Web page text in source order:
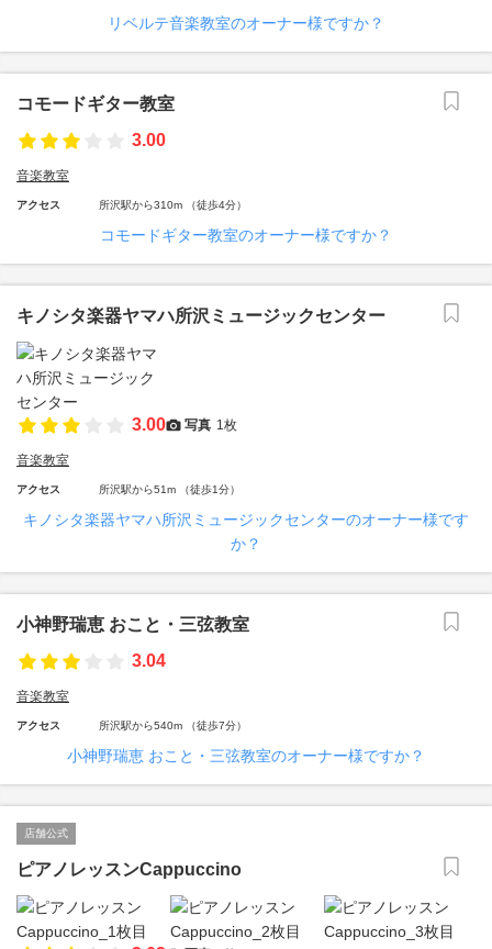
リベルテ音楽教室のオーナー様ですか？
コモードギター教室
3.00
音楽教室
アクセス 所沢駅から310m （徒歩4分）
コモードギター教室のオーナー様ですか？
キノシタ楽器ヤマハ所沢ミュージックセンター
3.00 写真 1枚
音楽教室
アクセス 所沢駅から51m （徒歩1分）
キノシタ楽器ヤマハ所沢ミュージックセンターのオーナー様です
か？
小神野瑞恵 おこと・三弦教室
3.04
音楽教室
アクセス 所沢駅から540m （徒歩7分）
小神野瑞恵 おこと・三弦教室のオーナー様ですか？
店舗公式
ピアノレッスンCappuccino